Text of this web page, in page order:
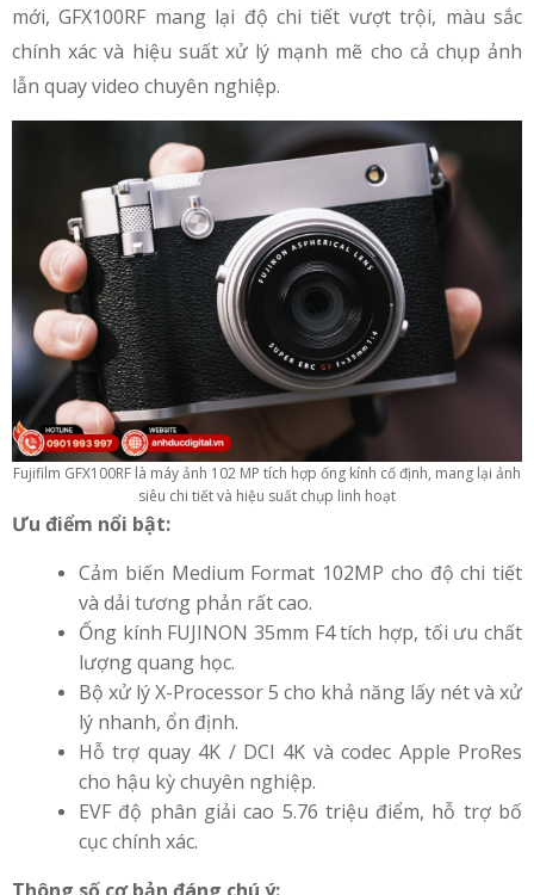
mới, GFX100RF mang lại độ chi tiết vượt trội, màu sắc
chính xác và hiệu suất xử lý mạnh mẽ cho cả chụp ảnh
lẫn quay video chuyên nghiệp.
Fujifilm GFX100RF là máy ảnh 102 MP tích hợp ống kính cố định, mang lại ảnh
siêu chi tiết và hiệu suất chụp linh hoạt
Ưu điểm nổi bật:
Cảm biến Medium Format 102MP cho độ chi tiết
và dải tương phản rất cao.
Ống kính FUJINON 35mm F4 tích hợp, tối ưu chất
lượng quang học.
Bộ xử lý X-Processor 5 cho khả năng lấy nét và xử
lý nhanh, ổn định.
Hỗ trợ quay 4K / DCI 4K và codec Apple ProRes
cho hậu kỳ chuyên nghiệp.
EVF độ phân giải cao 5.76 triệu điểm, hỗ trợ bố
cục chính xác.